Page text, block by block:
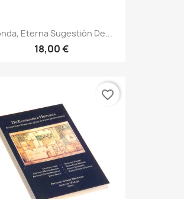
Eterna Sugestión De...
18,00 €
favorite_border